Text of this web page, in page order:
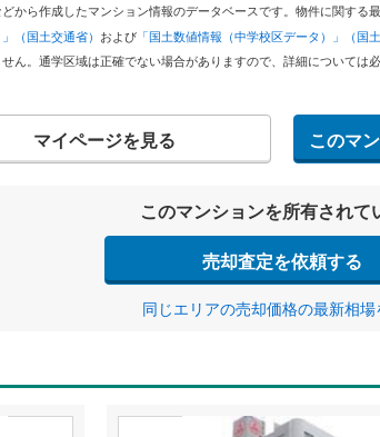
から作成したマンション情報のデータベースです。物件に関する
（国土交通省） および 「国土数値情報（中学校区データ）」（国土
ん。通学区域は正確でない場合がありますので、詳細については
マイページを見る このマ
このマンションを所有されて
売却査定を依頼する
同じエリアの売却価格の最新相場